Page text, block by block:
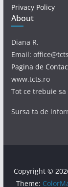
Privacy Policy
About
Diana R.
Email:
Pagina de
www.tcts.ro
Tot ce trebuie sa
Sursa ta de
Copyright ©
Theme: